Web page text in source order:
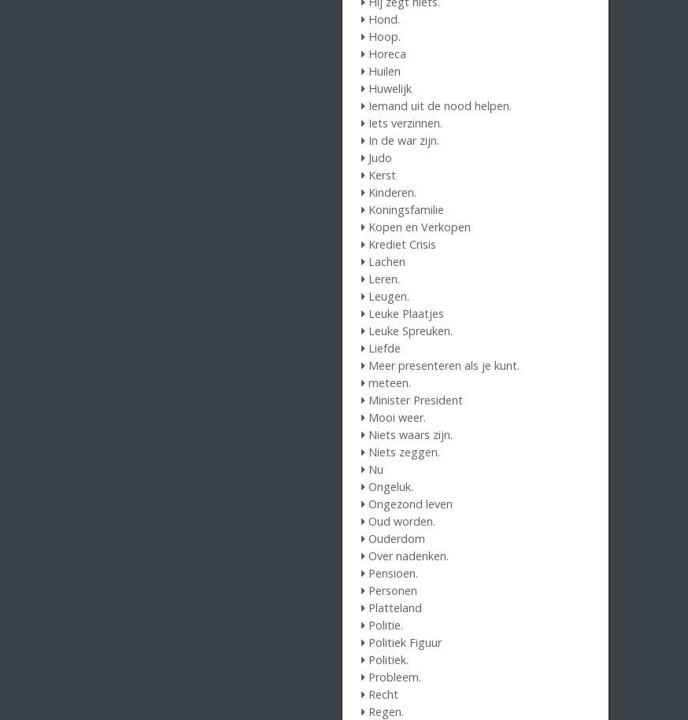
Hond.
Hoop.
Horeca
Huilen
Huwelijk
Iemand uit de nood helpen.
Iets verzinnen.
In de war zijn.
Judo
Kerst
Kinderen.
Koningsfamilie
Kopen en Verkopen
Krediet Crisis
Lachen
Leren.
Leugen.
Leuke Plaatjes
Leuke Spreuken.
Liefde
Meer presenteren als je kunt.
meteen.
Minister President
Mooi weer.
Niets waars zijn.
Niets zeggen.
Nu
Ongeluk.
Ongezond leven
Oud worden.
Ouderdom
Over nadenken.
Pensioen.
Personen
Platteland
Politie.
Politiek Figuur
Politiek.
Probleem.
Recht
Regen.